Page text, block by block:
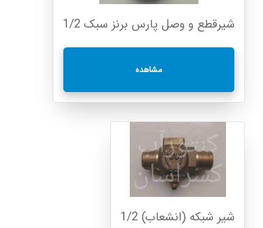
شیرقطع و وصل پارس برنز سبک 1/2
مشاهده
شیر شبکه (انشعاب) 1/2